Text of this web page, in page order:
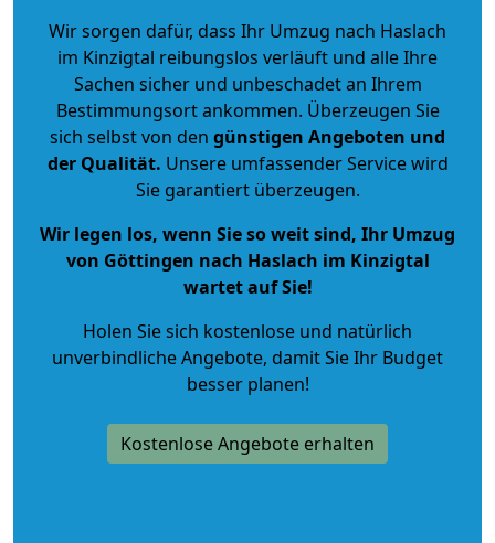
Wir sorgen dafür, dass Ihr Umzug nach Haslach
im Kinzigtal reibungslos verläuft und alle Ihre
Sachen sicher und unbeschadet an Ihrem
Bestimmungsort ankommen. Überzeugen Sie
sich selbst von den günstigen Angeboten und
der Qualität. Unsere umfassender Service wird
Sie garantiert überzeugen.
Wir legen los, wenn Sie so weit sind, Ihr Umzug
von Göttingen nach Haslach im Kinzigtal
wartet auf Sie!
Holen Sie sich kostenlose und natürlich
unverbindliche Angebote, damit Sie Ihr Budget
besser planen!
Kostenlose Angebote erhalten